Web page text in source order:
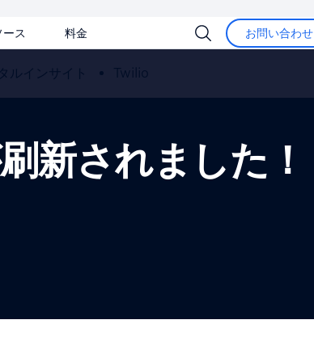
ース 料金 お問い合わせ
ルインサイト Twilio
新されました！